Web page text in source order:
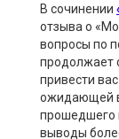
В сочинении
отзыва о
вопросы по
продолжает
привести
ожидающей
прошедшего
выводы